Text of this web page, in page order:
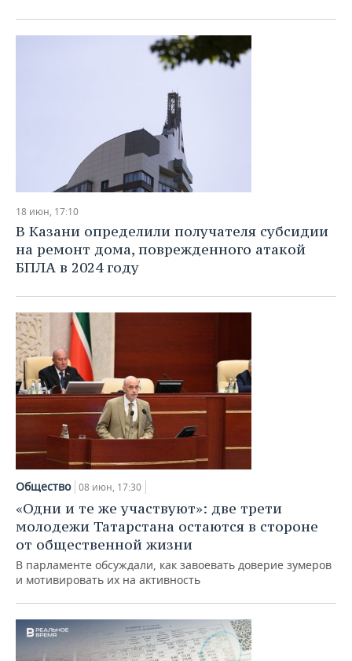
18 июн, 17:10
В Казани определили получателя субсидии
на ремонт дома, поврежденного атакой
БПЛА в 2024 году
Общество 08 июн, 17:30
«Одни и те же участвуют»: две трети
молодежи Татарстана остаются в стороне
от общественной жизни
В парламенте обсуждали, как завоевать доверие зумеров
и мотивировать их на активность